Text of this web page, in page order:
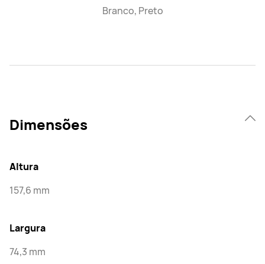
Branco, Preto
Dimensões
Altura
157,6 mm
Largura
74,3 mm